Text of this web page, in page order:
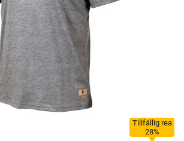
Tillfällig rea
28%